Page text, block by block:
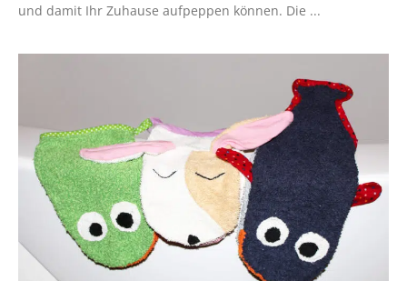
und damit Ihr Zuhause aufpeppen können. Die ...